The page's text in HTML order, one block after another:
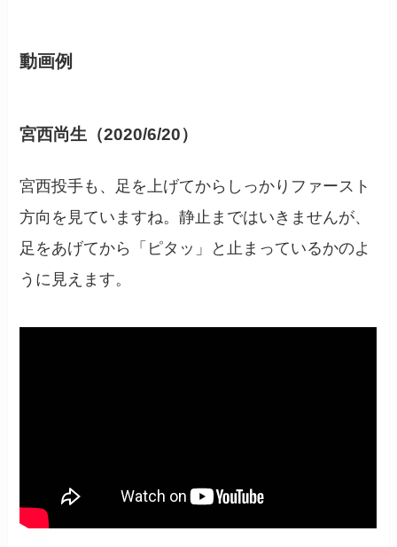
動画例
宮西尚生（2020/6/20）
宮西投手も、足を上げてからしっかりファースト
方向を見ていますね。静止まではいきませんが、
足をあげてから「ピタッ」と止まっているかのよ
うに見えます。